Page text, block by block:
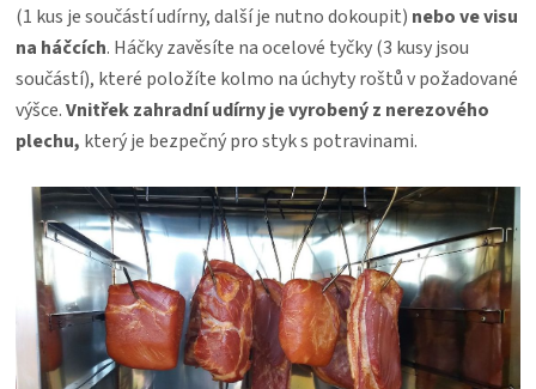
(1 kus je součástí udírny, další je nutno dokoupit) nebo ve visu
na háčcích. Háčky zavěsíte na ocelové tyčky (3 kusy jsou
součástí), které položíte kolmo na úchyty roštů v požadované
výšce.Vnitřek zahradní udírny je vyrobený z nerezového
plechu, který je bezpečný pro styk s potravinami.